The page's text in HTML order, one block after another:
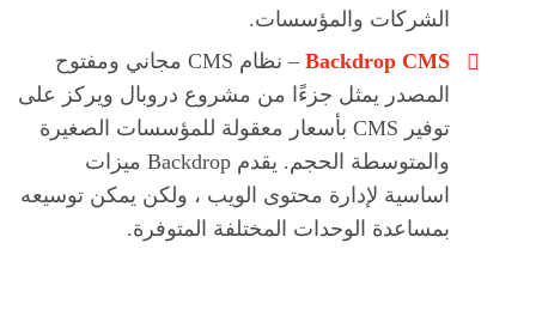
الشركات والمؤسسات.
Backdrop CMS
– نظام CMS مجاني ومفتوح
المصدر يمثل جزءًا من مشروع دروبال ويركز على
توفير CMS بأسعار معقولة للمؤسسات الصغيرة
والمتوسطة الحجم. يقدم Backdrop ميزات
اساسية لإدارة محتوى الويب ، ولكن يمكن توسيعه
بمساعدة الوحدات المختلفة المتوفرة.